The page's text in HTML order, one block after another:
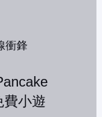
衝鋒